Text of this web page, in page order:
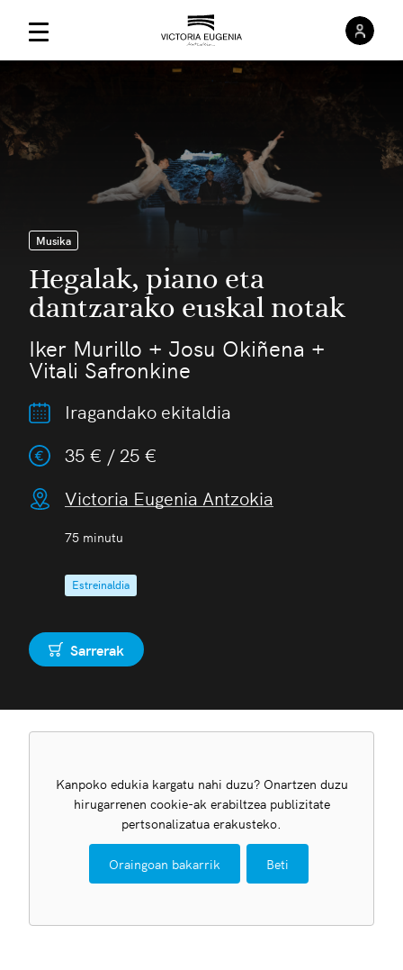
Menú Principal
Musika
Hegalak, piano eta
dantzarako euskal notak
Iker Murillo + Josu Okiñena +
Vitali Safronkine
Iragandako ekitaldia
35 € / 25 €
Victoria Eugenia Antzokia
75 minutu
Estreinaldia
ErosiSarrerak
Kanpoko edukia kargatu nahi duzu? Onartzen duzu
hirugarrenen cookie-ak erabiltzea publizitate
pertsonalizatua erakusteko.
Oraingoan bakarrik Beti